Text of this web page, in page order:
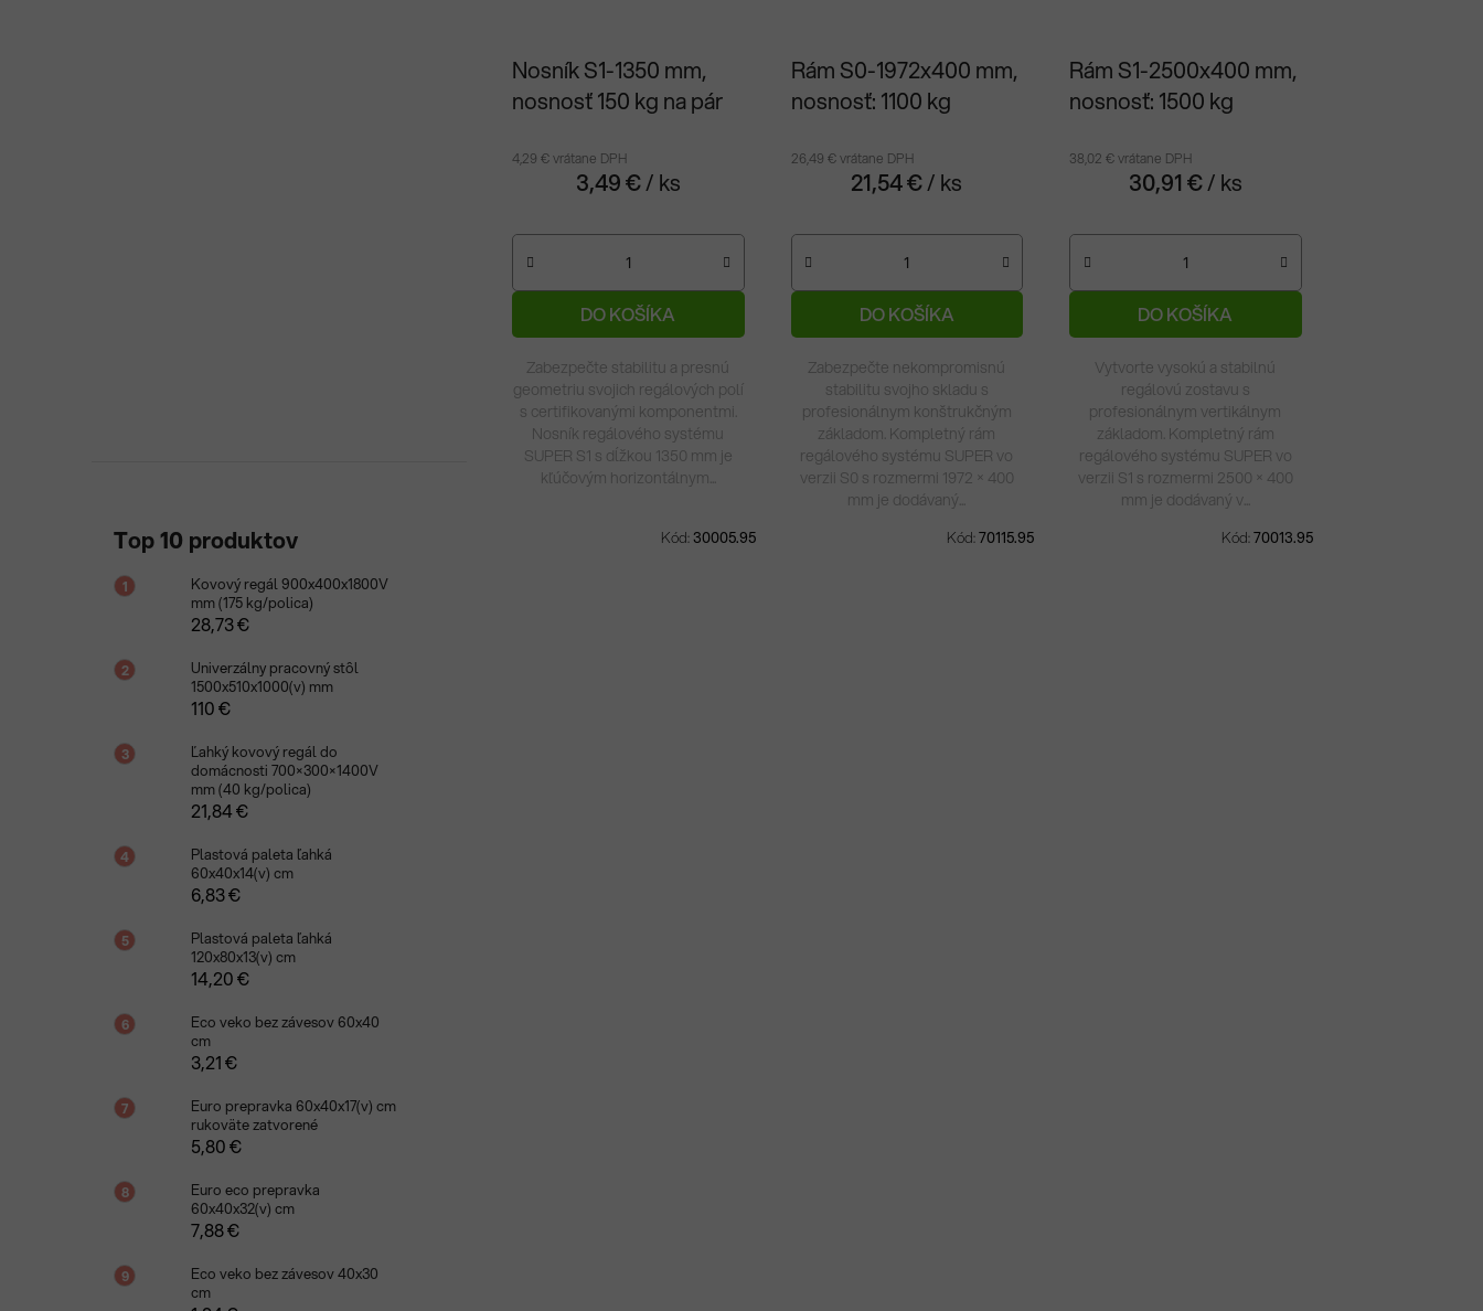
Top 10 produktov
Kovový regál 900x400x1800V
mm (175 kg/polica)
28,73 €
Univerzálny pracovný stôl
1500x510x1000(v) mm
110 €
Ľahký kovový regál do
domácnosti 700×300×1400V
mm (40 kg/polica)
21,84 €
Plastová paleta ľahká
60x40x14(v) cm
6,83 €
Plastová paleta ľahká
120x80x13(v) cm
14,20 €
Eco veko bez závesov 60x40
cm
3,21 €
Euro prepravka 60x40x17(v) cm
rukoväte zatvorené
5,80 €
Euro eco prepravka
60x40x32(v) cm
7,88 €
Eco veko bez závesov 40x30
cm
Nosník S1-1350 mm,
nosnosť 150 kg na pár
4,29 € vrátane DPH
3,49 €/ ks
DO KOŠÍKA
Skladom98 ks
Zabezpečte stabilitu a presnú
geometriu svojich regálových polí
s certifikovanými komponentmi.
Nosník regálového systému
SUPER S1 s dĺžkou 1350 mm je
kľúčovým horizontálnym...
Kód: 30005.95
Rám S0-1972x400 mm,
nosnosť: 1100 kg
26,49 € vrátane DPH
21,54 €/ ks
DO KOŠÍKA
Skladom12 ks
Zabezpečte nekompromisnú
stabilitu svojho skladu s
profesionálnym konštrukčným
základom. Kompletný rám
regálového systému SUPER vo
verzii S0 s rozmermi 1972 × 400
mm je dodávaný...
Kód:70115.95
Rám S1-2500x400 mm,
nosnosť: 1500 kg
38,02 € vrátane DPH
30,91 €/ ks
DO KOŠÍKA
Naskladníme do 7 dní
Vytvorte vysokú a stabilnú
regálovú zostavu s
profesionálnym vertikálnym
základom. Kompletný rám
regálového systému SUPER vo
verzii S1 s rozmermi 2500 × 400
mm je dodávaný v...
Kód:70013.95